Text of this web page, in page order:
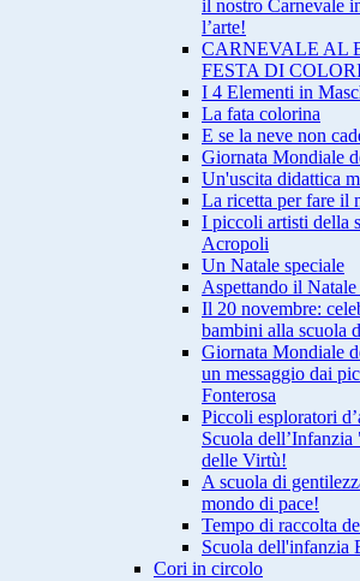
il nostro Carnevale
l’arte!
CARNEVALE AL
FESTA DI
I 4 Elementi in
La fata colorina
E se la neve non
Giornata Mondiale
Un'uscita didattica
La ricetta per fare il
I piccoli artisti della
Acropoli
Un Natale speciale
Aspettando il
Il 20 novembre:
bambini alla scuola
Giornata Mondiale
un messaggio dai
Fonterosa
Piccoli esploratori
Scuola
delle Virtù!
A scuola di
mondo di pace!
Tempo di raccolta
Scuola dell'infanzia
Cori in circolo